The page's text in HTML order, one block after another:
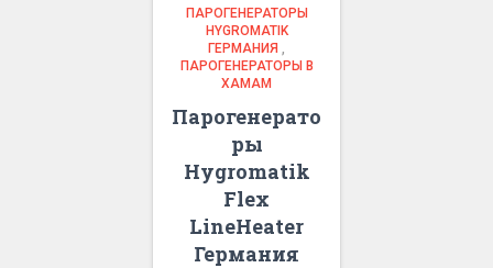
ПАРОГЕНЕРАТОРЫ
HYGROMATIK
ГЕРМАНИЯ ,
ПАРОГЕНЕРАТОРЫ В
ХАМАМ
Парогенерато
ры
Hygromatik
Flex
LineHeater
Германия